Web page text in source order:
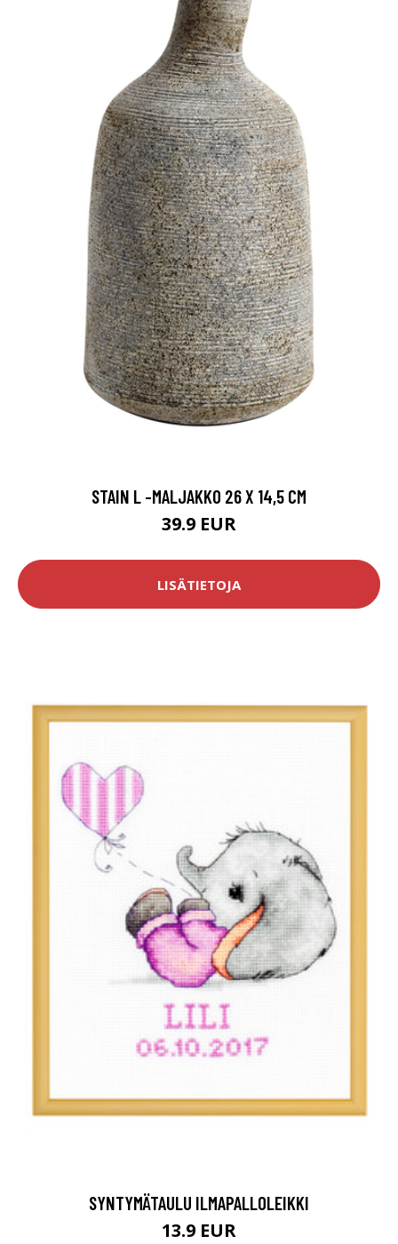
STAIN L -MALJAKKO 26 X 14,5 CM
39.9 EUR
LISÄTIETOJA
SYNTYMÄTAULU ILMAPALLOLEIKKI
13.9 EUR